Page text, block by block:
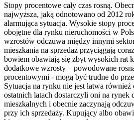
Stopy procentowe cały czas rosną.
najwyższa, jaką odnotowano od 2012
alarmująca sytuacja. Wysokie stopy
obojętne dla rynku nieruchomości w
wzrostów odczuwa między innymi
mieszkania na sprzedaż przyciągają
bowiem obawiają się zbyt wysokich rat
dodatkowe wzrosty – powodowane
procentowymi - mogą być trudne do
Sytuacja na rynku nie jest łatwa
ostatnich latach dostarczyli oni na rynek
mieszkalnych i obecnie zaczynają
przy ich sprzedaży. Kupujący albo